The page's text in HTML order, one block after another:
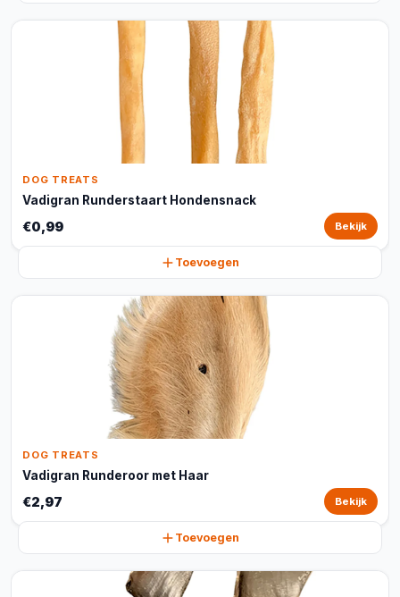
DOG TREATS
Vadigran Runderstaart Hondensnack
€0,99 Bekijk
Toevoegen
DOG TREATS
Vadigran Runderoor met Haar
€2,97 Bekijk
Toevoegen